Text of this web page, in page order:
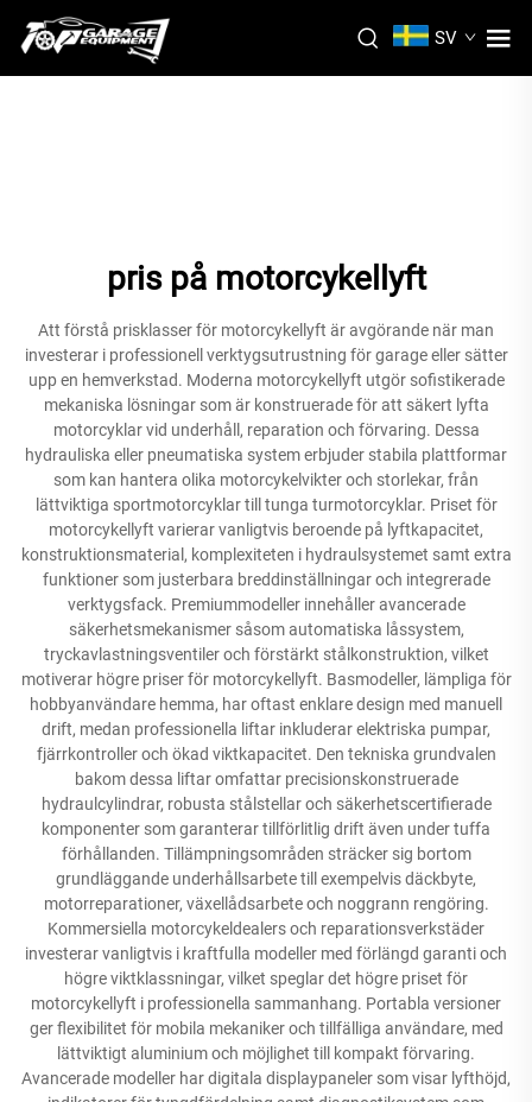
SV
pris på motorcykellyft
Att förstå prisklasser för motorcykellyft är avgörande när man
investerar i professionell verktygsutrustning för garage eller sätter
upp en hemverkstad. Moderna motorcykellyft utgör sofistikerade
mekaniska lösningar som är konstruerade för att säkert lyfta
motorcyklar vid underhåll, reparation och förvaring. Dessa
hydrauliska eller pneumatiska system erbjuder stabila plattformar
som kan hantera olika motorcykelvikter och storlekar, från
lättviktiga sportmotorcyklar till tunga turmotorcyklar. Priset för
motorcykellyft varierar vanligtvis beroende på lyftkapacitet,
konstruktionsmaterial, komplexiteten i hydraulsystemet samt extra
funktioner som justerbara breddinställningar och integrerade
verktygsfack. Premiummodeller innehåller avancerade
säkerhetsmekanismer såsom automatiska låssystem,
tryckavlastningsventiler och förstärkt stålkonstruktion, vilket
motiverar högre priser för motorcykellyft. Basmodeller, lämpliga för
hobbyanvändare hemma, har oftast enklare design med manuell
drift, medan professionella liftar inkluderar elektriska pumpar,
fjärrkontroller och ökad viktkapacitet. Den tekniska grundvalen
bakom dessa liftar omfattar precisionskonstruerade
hydraulcylindrar, robusta stålstellar och säkerhetscertifierade
komponenter som garanterar tillförlitlig drift även under tuffa
förhållanden. Tillämpningsområden sträcker sig bortom
grundläggande underhållsarbete till exempelvis däckbyte,
motorreparationer, växellådsarbete och noggrann rengöring.
Kommersiella motorcykeldealers och reparationsverkstäder
investerar vanligtvis i kraftfulla modeller med förlängd garanti och
högre viktklassningar, vilket speglar det högre priset för
motorcykellyft i professionella sammanhang. Portabla versioner
ger flexibilitet för mobila mekaniker och tillfälliga användare, med
lättviktigt aluminium och möjlighet till kompakt förvaring.
Avancerade modeller har digitala displaypaneler som visar lyfthöjd,